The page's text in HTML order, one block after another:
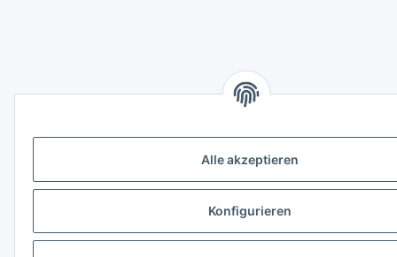
Alle akzeptieren
Konfigurieren